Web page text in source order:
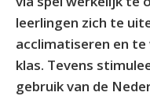
leerlingen zich te
acclimatiseren en te
klas. Tevens
gebruik van de